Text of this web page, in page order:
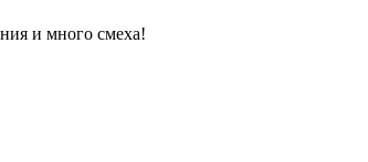
и много смеха!